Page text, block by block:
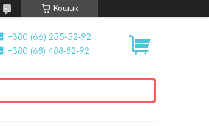
Кошик
+380 (66) 255-52-92
+380 (68) 488-82-92